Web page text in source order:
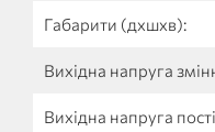
Габарити (дхшхв):
Вихідна напруга
Вихідна напруга